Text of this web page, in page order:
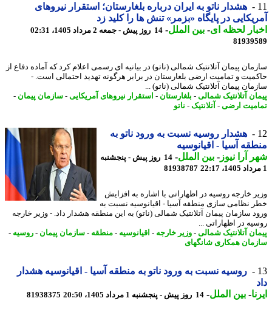
هشدار ناتو به ایران درباره بلغارستان؛ استقرار نیروهای
در پایگاه «بزمر» تنش ها را کلید زد
لحظه ای- بین الملل-14 روز پیش - جمعه 2 مرداد 1405، 02:31
پیمان آتلانتیک شمالی (ناتو) در بیانیه ای رسمی اعلام کرد که آماده دفاع از
و تمامیت ارضی بلغارستان در برابر هرگونه تهدید احتمالی است. -
پیمان آتلانتیک شمالی (ناتو) ...
آتلانتیک شمالی-بلغارستان-استقرار نیروهای آمریکایی-سازمان پیمان-
ارضی -آتلانتیک-ناتو
هشدار روسیه نسبت به ورود ناتو به
آسیا - اقیانوسیه
آرا نیوز-بین الملل-
14 روز پیش - پنجشنبه
81938787
خارجه روسیه در اظهاراتی با اشاره به افزایش
نظامی سازی منطقه آسیا - اقیانوسیه نسبت به
سازمان پیمان آتلانتیک شمالی (ناتو) به این منطقه هشدار داد. - وزیر خارجه
در اظهاراتی ...
آتلانتیک شمالی-وزیر خارجه-اقیانوسیه-منطقه-سازمان پیمان-روسیه-
همکاری شانگهای
روسیه نسبت به ورود ناتو به منطقه آسیا - اقیانوسیه هشدار
-بین الملل-14 روز پیش - پنجشنبه 1 مرداد 1405، 20:50 81938375